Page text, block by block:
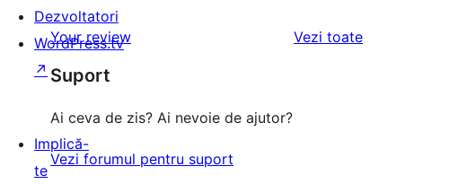
Your review Vezi toaterecenziile
Suport
Ai ceva de zis? Ai nevoie de ajutor?
Vezi forumul pentru suport
Dezvoltatori
WordPress.tv
↗
Implică-
te